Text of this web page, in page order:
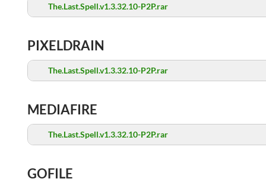
The.Last.Spell.v1.3.32.10-P2P.rar
PIXELDRAIN
The.Last.Spell.v1.3.32.10-P2P.rar
MEDIAFIRE
The.Last.Spell.v1.3.32.10-P2P.rar
GOFILE